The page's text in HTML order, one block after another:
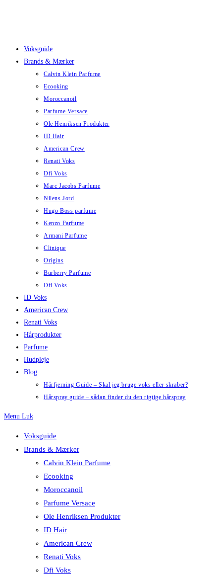
Voksguide
Brands & Mærker
Calvin Klein Parfume
Ecooking
Moroccanoil
Parfume Versace
Ole Henriksen Produkter
ID Hair
American Crew
Renati Voks
Dfi Voks
Marc Jacobs Parfume
Nilens Jord
Hugo Boss parfume
Kenzo Parfume
Armani Parfume
Clinique
Origins
Burberry Parfume
Dfi Voks
ID Voks
American Crew
Renati Voks
Hårprodukter
Parfume
Hudpleje
Blog
Hårfjerning Guide – Skal jeg bruge voks eller skraber?
Hårspray guide – sådan finder du den rigtige hårspray
Menu Luk
Voksguide
Brands & Mærker
Calvin Klein Parfume
Ecooking
Moroccanoil
Parfume Versace
Ole Henriksen Produkter
ID Hair
American Crew
Renati Voks
Dfi Voks